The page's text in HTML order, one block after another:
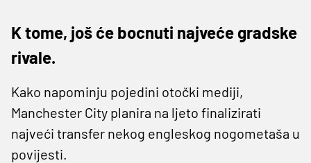
K tome, još će bocnuti najveće gradske
rivale.
Kako napominju pojedini otočki mediji,
Manchester City planira na ljeto finalizirati
najveći transfer nekog engleskog nogometaša u
povijesti.